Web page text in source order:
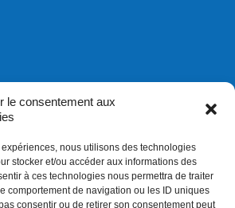
le consentement aux
nous utilisons des technologies
stocker et/ou accéder aux informations des
à ces technologies nous permettra de traiter
comportement de navigation ou les ID uniques
consentir ou de retirer son consentement peut
400,
0K9